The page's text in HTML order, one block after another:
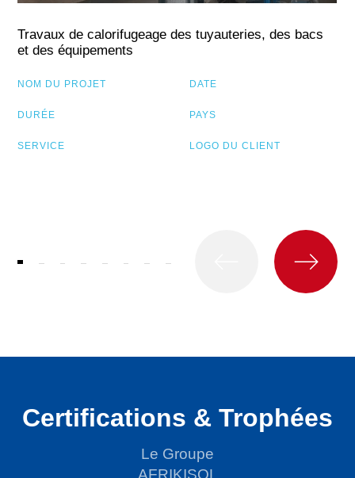
Travaux de calorifugeage des tuyauteries, des bacs
et des équipements
NOM DU PROJET DATE
DURÉE PAYS
SERVICE LOGO DU CLIENT
Certifications & Trophées
Le Groupe